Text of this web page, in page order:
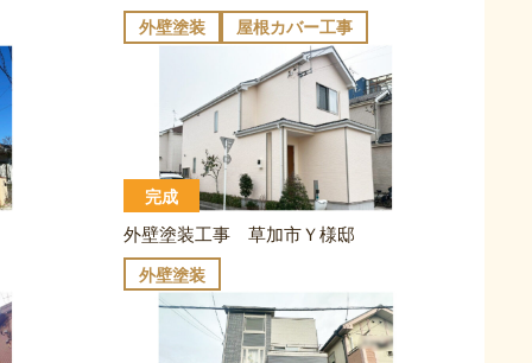
外壁塗装 屋根カバー工事
完成
外壁塗装工事 草加市Ｙ様邸
外壁塗装